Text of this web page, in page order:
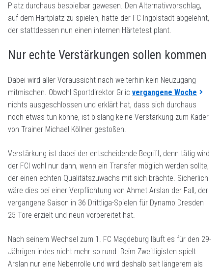
Platz durchaus bespielbar gewesen. Den Alternativvorschlag,
auf dem Hartplatz zu spielen, hätte der FC Ingolstadt abgelehnt,
der stattdessen nun einen internen Härtetest plant.
Nur echte Verstärkungen sollen kommen
Dabei wird aller Voraussicht nach weiterhin kein Neuzugang
mitmischen. Obwohl Sportdirektor Grlic vergangene Woche
nichts ausgeschlossen und erklärt hat, dass sich durchaus
noch etwas tun könne, ist bislang keine Verstärkung zum Kader
von Trainer Michael Köllner gestoßen.
Verstärkung ist dabei der entscheidende Begriff, denn tätig wird
der FCI wohl nur dann, wenn ein Transfer möglich werden sollte,
der einen echten Qualitätszuwachs mit sich brächte. Sicherlich
wäre dies bei einer Verpflichtung von Ahmet Arslan der Fall, der
vergangene Saison in 36 Drittliga-Spielen für Dynamo Dresden
25 Tore erzielt und neun vorbereitet hat.
Nach seinem Wechsel zum 1. FC Magdeburg läuft es für den 29-
Jährigen indes nicht mehr so rund. Beim Zweitligisten spielt
Arslan nur eine Nebenrolle und wird deshalb seit längerem als